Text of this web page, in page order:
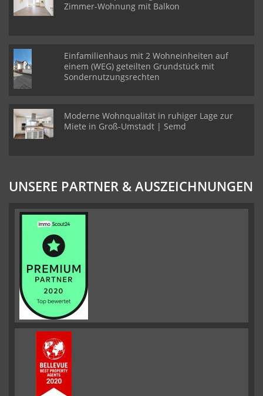
Zimmer-Wohnung mit Balkon
Einfamilienhaus mit 2 Wohneinheiten auf
einem (WEG) geteilten Grundstück mit
Sondernutzungsrechten
Moderne Wohnqualität in ruhiger Lage zur
Miete in Groß-Umstadt | Semd
UNSERE PARTNER & AUSZEICHNUNGEN